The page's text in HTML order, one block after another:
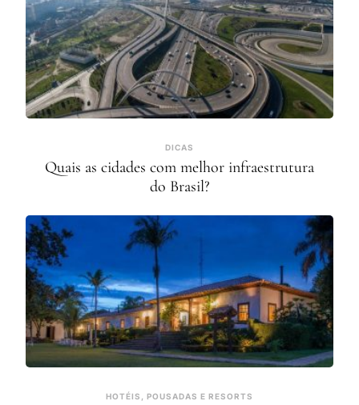
DICAS
Quais as cidades com melhor infraestrutura
do Brasil?
HOTÉIS, POUSADAS E RESORTS